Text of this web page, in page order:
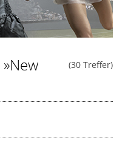
(30 Treffer)
»New